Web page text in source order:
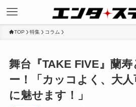
TOP 特集 コラム
舞台『TAKE FIVE』蘭
ー！「カッコよく、大
に魅せます！」